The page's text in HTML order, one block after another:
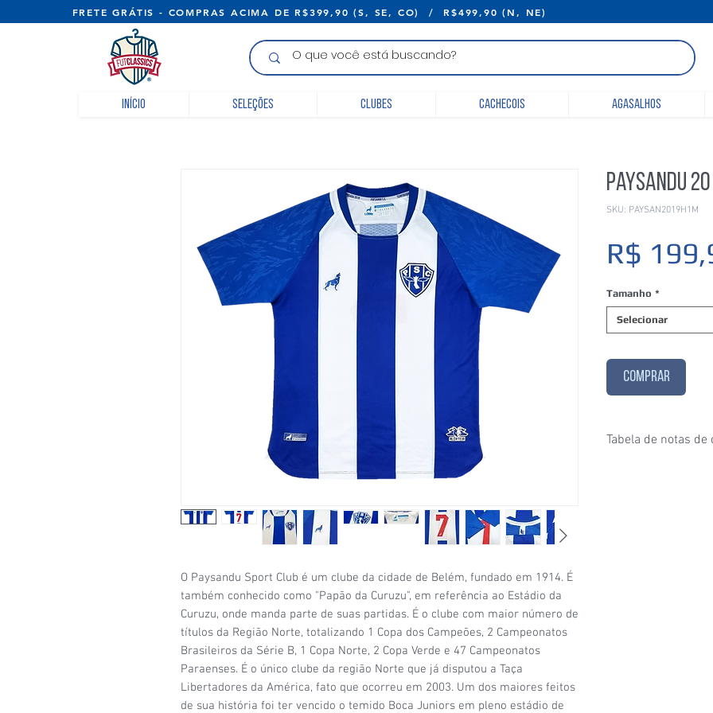
FRETE GRÁTIS - COMPRAS ACIMA DE R$399,90 (S, SE, CO) / R$499,90 (N,
Início Seleções Clubes Cachecois Agasalhos
O Paysandu Sport Club é um clube da cidade de Belém, fundado em 1914. É
também conhecido como "Papão da Curuzu", em referência ao Estádio da
Curuzu, onde manda parte de suas partidas. É o clube com maior número de
títulos da Região Norte, totalizando 1 Copa dos Campeões, 2 Campeonatos
Brasileiros da Série B, 1 Copa Norte, 2 Copa Verde e 47 Campeonatos
Paraenses. É o único clube da região Norte que já disputou a Taça
Libertadores da América, fato que ocorreu em 2003. Um dos maiores feitos
de sua história foi ter vencido o temido Boca Juniors em pleno estádio de
Paysandu
SKU: PAYSAN2019H1M
R$
Tamanho *
Selecionar
COMPRAR
Tabela de notas de